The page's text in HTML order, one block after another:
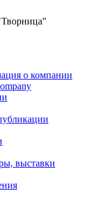
о компании
выставки